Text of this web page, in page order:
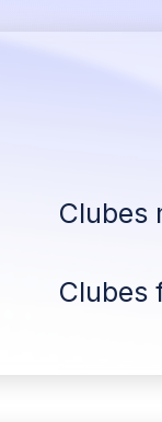
Clubes
Clubes